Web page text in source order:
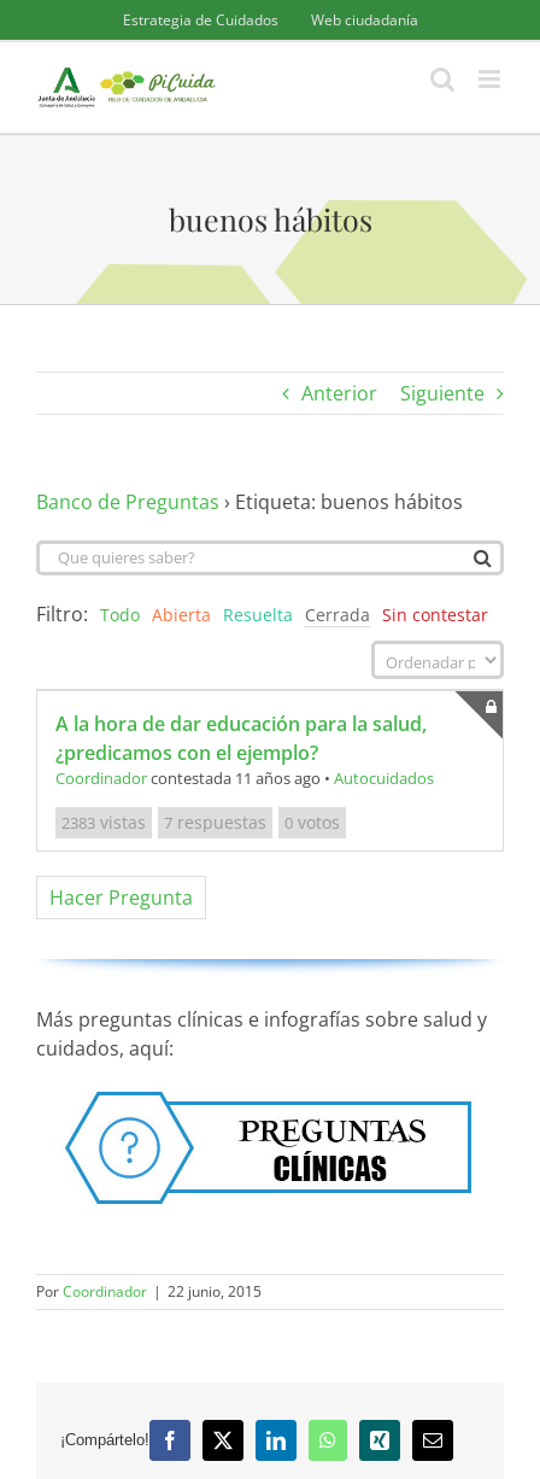
al
contenido
Estrategia de Cuidados Web ciudadanía
buenos hábitos
Anterior Siguiente
Banco de Preguntas › Etiqueta: buenos hábitos
Filtro: Todo Abierta Resuelta Cerrada Sin contestar
A la hora de dar educación para la salud,
¿predicamos con el ejemplo?
Coordinadorcontestada 11 años ago • Autocuidados
2383 vistas 7 respuestas 0 votos
Hacer Pregunta
Más preguntas clínicas e infografías sobre salud y
cuidados, aquí:
PorCoordinador | 22 junio, 2015
¡Compártelo! Facebook
X LinkedInWhatsApp
Xing
Correo
electrónico